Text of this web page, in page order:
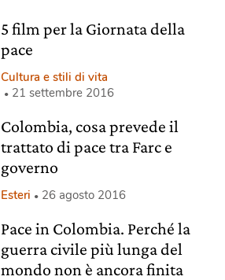
5 film per la Giornata della
pace
Cultura e stili di vita
21 settembre 2016
Colombia, cosa prevede il
trattato di pace tra Farc e
governo
Esteri 26 agosto 2016
Pace in Colombia. Perché la
guerra civile più lunga del
mondo non è ancora finita